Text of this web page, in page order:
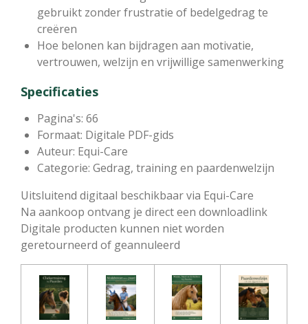
gebruikt zonder frustratie of bedelgedrag te
creëren
Hoe belonen kan bijdragen aan motivatie,
vertrouwen, welzijn en vrijwillige samenwerking
Specificaties
Pagina's: 66
Formaat: Digitale PDF-gids
Auteur: Equi-Care
Categorie: Gedrag, training en paardenwelzijn
Uitsluitend digitaal beschikbaar via Equi-Care
Na aankoop ontvang je direct een downloadlink
Digitale producten kunnen niet worden
geretourneerd of geannuleerd